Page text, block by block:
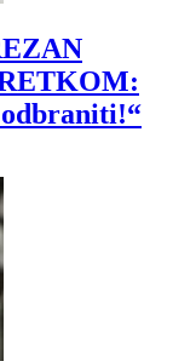
odbraniti!“